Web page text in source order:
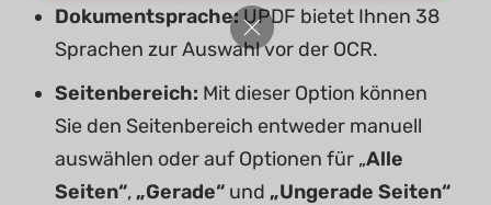
Dokumentsprache:UPDF bietet Ihnen 38
Sprachen zur Auswahl vor der OCR.
Seitenbereich: Mit dieser Option können
Sie den Seitenbereich entweder manuell
auswählen oder auf Optionen für „Alle
Seiten“, „Gerade“ und „Ungerade Seiten“